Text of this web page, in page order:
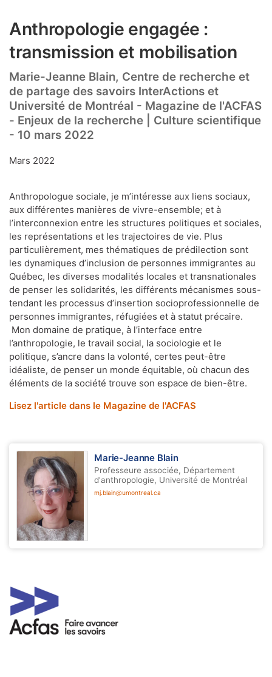
Anthropologie engagée :
transmission et mobilisation
Marie-Jeanne Blain, Centre de recherche et
de partage des savoirs InterActions et
Université de Montréal - Magazine de l'ACFAS
- Enjeux de la recherche | Culture scientifique
- 10 mars 2022
Mars 2022
Anthropologue sociale, je m’intéresse aux liens sociaux,
aux différentes manières de vivre-ensemble; et à
l’interconnexion entre les structures politiques et sociales,
les représentations et les trajectoires de vie. Plus
particulièrement, mes thématiques de prédilection sont
les dynamiques d’inclusion de personnes immigrantes au
Québec, les diverses modalités locales et transnationales
de penser les solidarités, les différents mécanismes sous-
tendant les processus d’insertion socioprofessionnelle de
personnes immigrantes, réfugiées et à statut précaire.
Mon domaine de pratique, à l’interface entre
l’anthropologie, le travail social, la sociologie et le
politique, s’ancre dans la volonté, certes peut-être
idéaliste, de penser un monde équitable, où chacun des
éléments de la société trouve son espace de bien-être.
Lisez l'article dans le Magazine de l'ACFAS
Marie-Jeanne Blain
Professeure associée, Département
d'anthropologie, Université de Montréal
mj.blain@umontreal.ca